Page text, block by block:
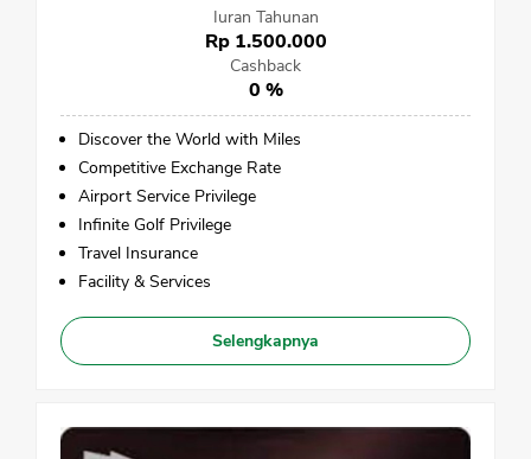
Iuran Tahunan
Rp 1.500.000
Cashback
0 %
Discover the World with Miles
Competitive Exchange Rate
Airport Service Privilege
Infinite Golf Privilege
Travel Insurance
Facility & Services
Selengkapnya